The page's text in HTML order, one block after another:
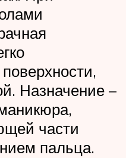
Назначение –
части
пальца.